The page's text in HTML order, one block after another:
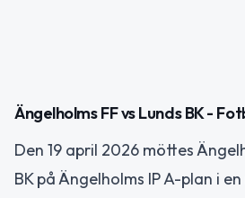
Ängelholms FF vs Lunds BK -
Den 19 april 2026 möttes
BK på Ängelholms IP A-plan i